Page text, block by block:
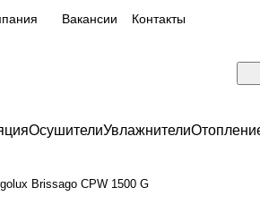
Вакансии Контакты
ОсушителиУвлажнители
Brissago CPW 1500 G